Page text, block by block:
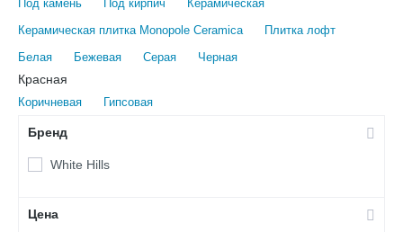
Под камень
Под кирпич
Керамическая
Керамическая плитка Monopole Ceramica
Плитка лофт
Белая
Бежевая Серая Черная
Красная
Коричневая Гипсовая
Бренд
White Hills
Цена